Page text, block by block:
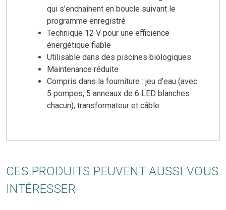
qui s’enchaînent en boucle suivant le
programme enregistré
Technique 12 V pour une efficience
énergétique fiable
Utilisable dans des piscines biologiques
Maintenance réduite
Compris dans la fourniture : jeu d’eau (avec
5 pompes, 5 anneaux de 6 LED blanches
chacun), transformateur et câble
CES PRODUITS PEUVENT AUSSI VOUS
INTÉRESSER